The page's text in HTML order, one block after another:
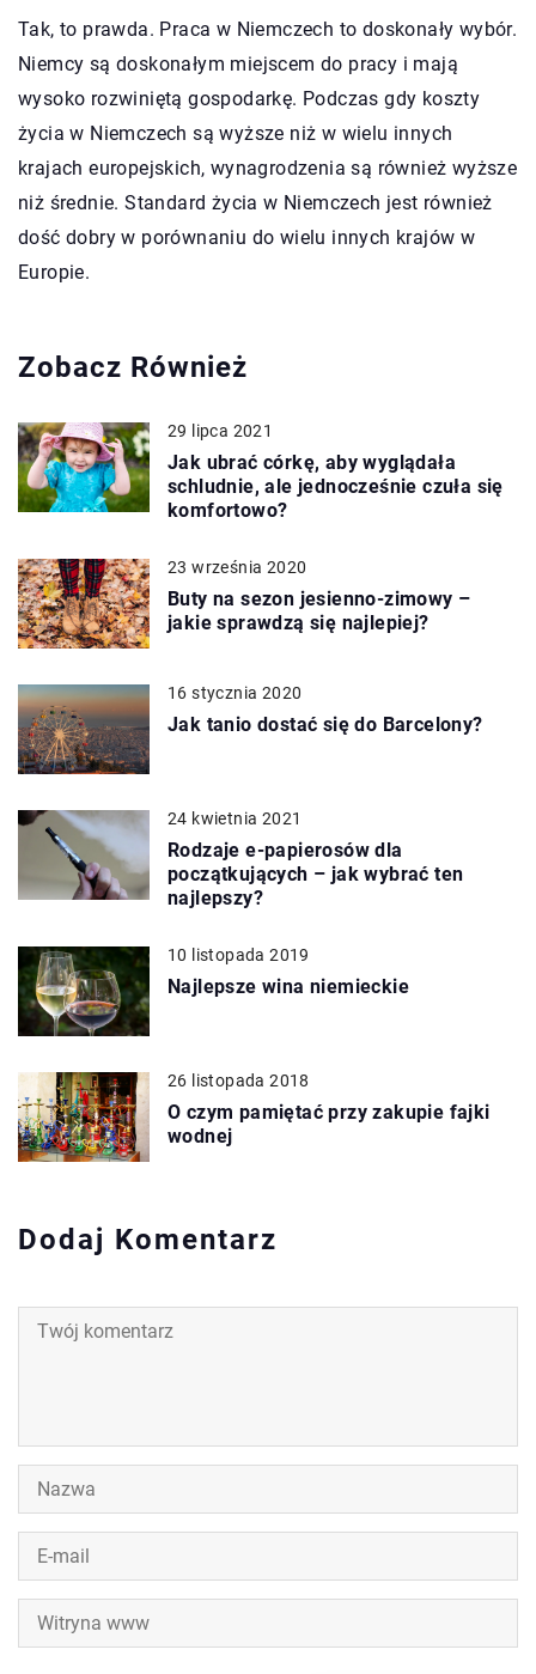
Tak, to prawda. Praca w Niemczech to doskonały wybór.
Niemcy są doskonałym miejscem do pracy i mają
wysoko rozwiniętą gospodarkę. Podczas gdy koszty
życia w Niemczech są wyższe niż w wielu innych
krajach europejskich, wynagrodzenia są również wyższe
niż średnie. Standard życia w Niemczech jest również
dość dobry w porównaniu do wielu innych krajów w
Europie.
Zobacz Również
29 lipca 2021
Jak ubrać córkę, aby wyglądała
schludnie, ale jednocześnie czuła się
komfortowo?
23 września 2020
Buty na sezon jesienno-zimowy –
jakie sprawdzą się najlepiej?
16 stycznia 2020
Jak tanio dostać się do Barcelony?
24 kwietnia 2021
Rodzaje e-papierosów dla
początkujących – jak wybrać ten
najlepszy?
10 listopada 2019
Najlepsze wina niemieckie
26 listopada 2018
O czym pamiętać przy zakupie fajki
wodnej
Dodaj Komentarz